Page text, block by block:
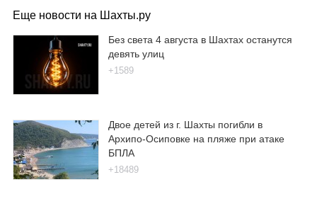
Еще новости на Шахты.ру
Без света 4 августа в Шахтах останутся
девять улиц
+1589
Двое детей из г. Шахты погибли в
Архипо-Осиповке на пляже при атаке
БПЛА
+18489